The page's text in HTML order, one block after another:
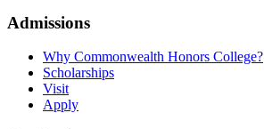
Admissions
Why Commonwealth Honors College?
Scholarships
Visit
Apply